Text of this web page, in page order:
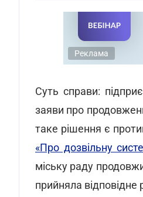
Реклама
Суть справи:
заяви про
таке рішення є
«Про дозвільну
міську раду
прийняла відповідне